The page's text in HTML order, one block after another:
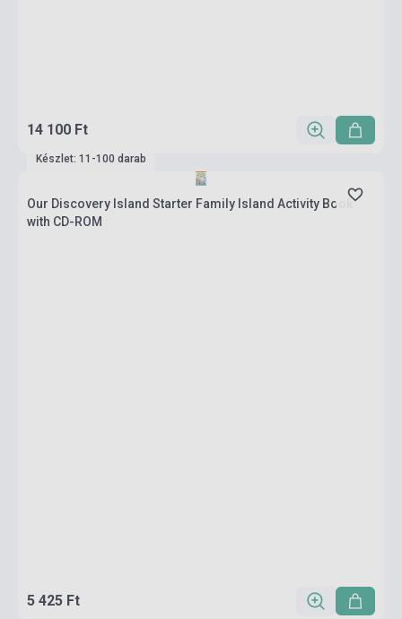
14 100 Ft
Készlet: 11-100 darab
Our Discovery Island Starter Family Island Activity Book
with CD-ROM
5 425 Ft